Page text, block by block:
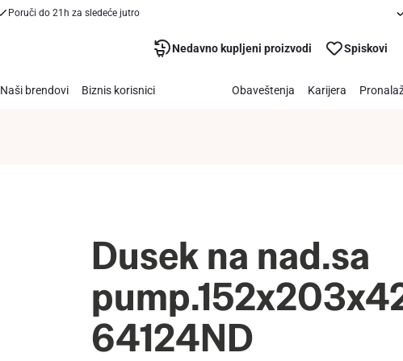
Poruči do 21h za sledeće jutro
Nedavno kupljeni proizvodi Spiskovi
Naši brendovi Biznis korisnici Obaveštenja Karijera
Dusek na nad.sa
64124ND